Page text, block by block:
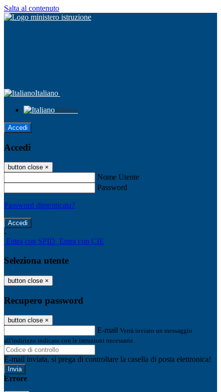
Salta al contenuto
Italiano
Italiano
Accedi
Accedi
button close ×
Nome Utente
Password
Password dimenticata?
-
Entra con SPID Entra con CIE
Seleziona utente
button close ×
Recupero password
button close ×
E-mail Verrà inviato un messaggio
all'indirizzo indicato con le istruzioni necessarie.
E-mail inviata, si prega di controllare la casella di posta elettronica!
Errore